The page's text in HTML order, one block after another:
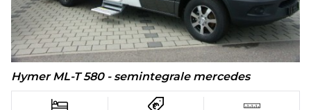
Hymer ML-T 580 - semintegrale mercedes